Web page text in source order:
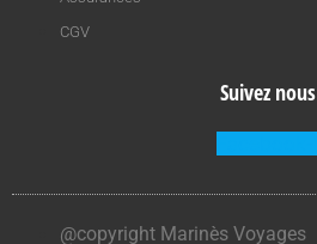
CGV
Suivez nous
@copyright Marinès Voyages